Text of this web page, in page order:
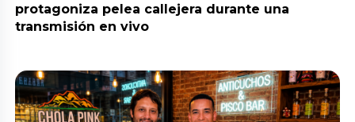
protagoniza pelea callejera durante una
transmisión en vivo